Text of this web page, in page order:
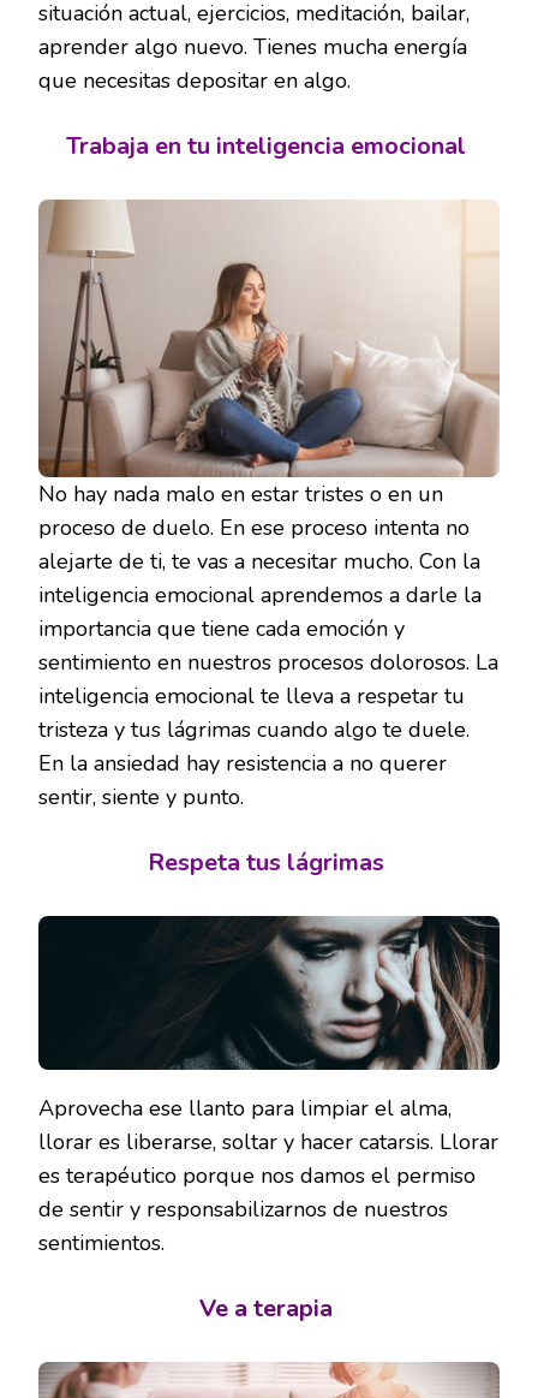
situación actual, ejercicios, meditación, bailar,
aprender algo nuevo. Tienes mucha energía
que necesitas depositar en algo.
Trabaja en tu inteligencia emocional
No hay nada malo en estar tristes o en un
proceso de duelo. En ese proceso intenta no
alejarte de ti, te vas a necesitar mucho. Con la
inteligencia emocional aprendemos a darle la
importancia que tiene cada emoción y
sentimiento en nuestros procesos dolorosos. La
inteligencia emocional te lleva a respetar tu
tristeza y tus lágrimas cuando algo te duele.
En la ansiedad hay resistencia a no querer
sentir, siente y punto.
Respeta tus lágrimas
Aprovecha ese llanto para limpiar el alma,
llorar es liberarse, soltar y hacer catarsis. Llorar
es terapéutico porque nos damos el permiso
de sentir y responsabilizarnos de nuestros
sentimientos.
Ve a terapia